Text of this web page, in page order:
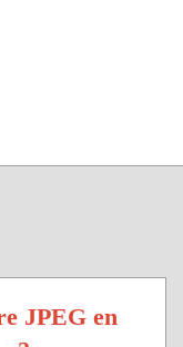
JPEG en